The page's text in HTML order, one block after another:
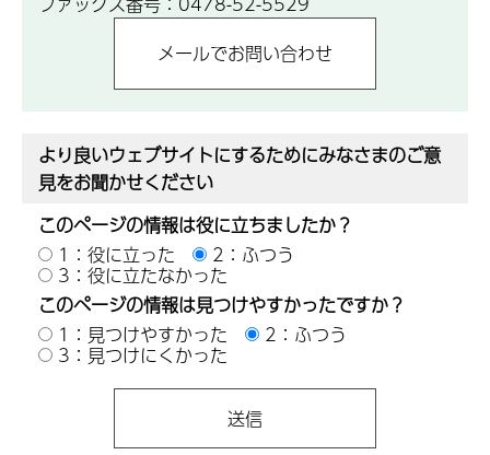
より良いウェブサイトにするためにみなさまのご意
見をお聞かせください
このページの情報は役に立ちましたか？
1：役に立った
2：ふつう
3：役に立たなかった
このページの情報は見つけやすかったですか？
1：見つけやすかった
2：ふつう
3：見つけにくかった